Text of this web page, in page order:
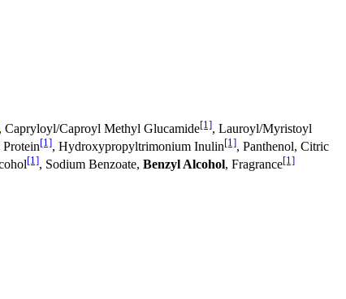
, Capryloyl/Caproyl Methyl Glucamide[1], Lauroyl/Myristoyl
[1], Hydroxypropyltrimonium Inulin[1], Panthenol, Citric
[1], Sodium Benzoate, Benzyl Alcohol, Fragrance[1]